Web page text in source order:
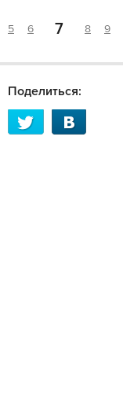
5 6 7 8 9
Поделиться: